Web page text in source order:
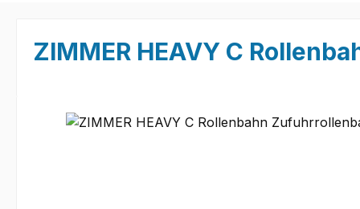
ZIMMER HEAVY C
Bildergalerie überspringen